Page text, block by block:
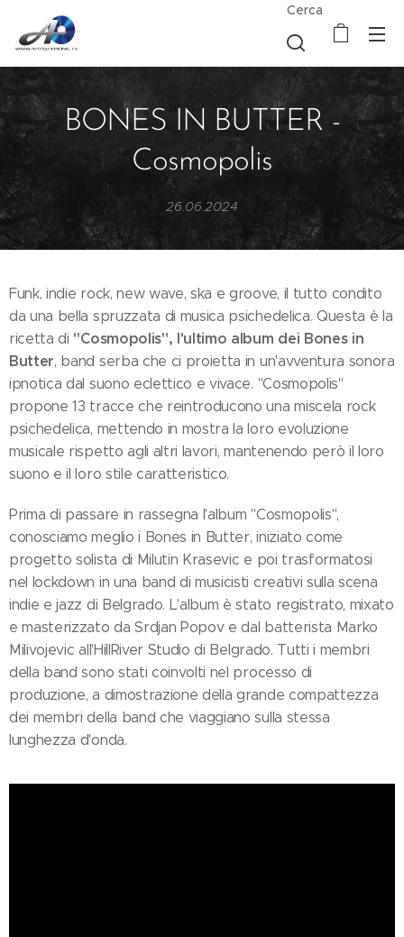
Cerca
BONES IN BUTTER -
Cosmopolis
26.06.2024
Funk, indie rock, new wave, ska e groove, il tutto condito
da una bella spruzzata di musica psichedelica. Questa è la
ricetta di "Cosmopolis", l'ultimo album dei Bones in
Butter, band serba che ci proietta in un'avventura sonora
ipnotica dal suono eclettico e vivace. "Cosmopolis"
propone 13 tracce che reintroducono una miscela rock
psichedelica, mettendo in mostra la loro evoluzione
musicale rispetto agli altri lavori, mantenendo però il loro
suono e il loro stile caratteristico.
Prima di passare in rassegna l'album "Cosmopolis",
conosciamo meglio i Bones in Butter, iniziato come
progetto solista di Milutin Krasevic e poi trasformatosi
nel lockdown in una band di musicisti creativi sulla scena
indie e jazz di Belgrado. L'album è stato registrato, mixato
e masterizzato da Srdjan Popov e dal batterista Marko
Milivojevic all'HillRiver Studio di Belgrado. Tutti i membri
della band sono stati coinvolti nel processo di
produzione, a dimostrazione della grande compattezza
dei membri della band che viaggiano sulla stessa
lunghezza d'onda.